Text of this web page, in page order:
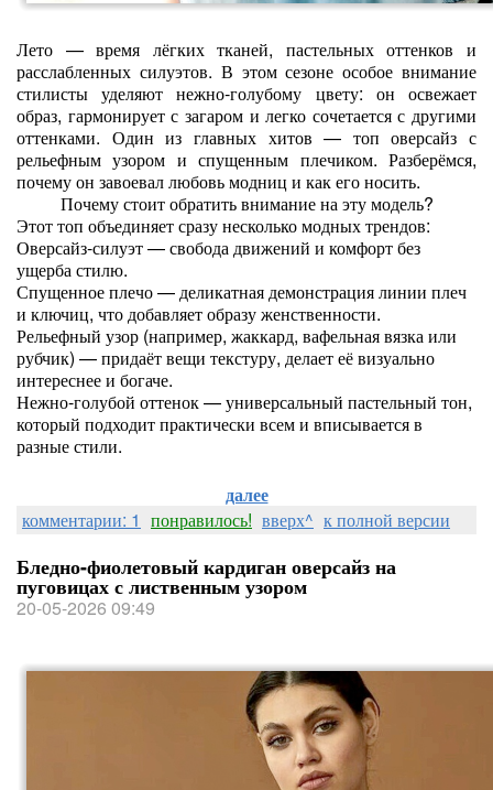
Лето — время лёгких тканей, пастельных оттенков и
расслабленных силуэтов. В этом сезоне особое внимание
стилисты уделяют нежно‑голубому цвету: он освежает
образ, гармонирует с загаром и легко сочетается с другими
оттенками. Один из главных хитов — топ оверсайз с
рельефным узором и спущенным плечиком. Разберёмся,
почему он завоевал любовь модниц и как его носить.
Почему стоит обратить внимание на эту модель?
Этот топ объединяет сразу несколько модных трендов:
Оверсайз-силуэт — свобода движений и комфорт без
ущерба стилю.
Спущенное плечо — деликатная демонстрация линии плеч
и ключиц, что добавляет образу женственности.
Рельефный узор (например, жаккард, вафельная вязка или
рубчик) — придаёт вещи текстуру, делает её визуально
интереснее и богаче.
Нежно‑голубой оттенок — универсальный пастельный тон,
который подходит практически всем и вписывается в
разные стили.
далее
комментарии: 1 понравилось! вверх^ к полной версии
Бледно-фиолетовый кардиган оверсайз на
пуговицах с лиственным узором
20-05-2026 09:49